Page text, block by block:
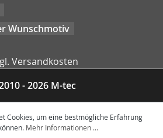
Wunschmotiv
Versandkosten
- 2026 M-tec
Cookies, um eine bestmögliche Erfahrung
Mehr Informationen ...